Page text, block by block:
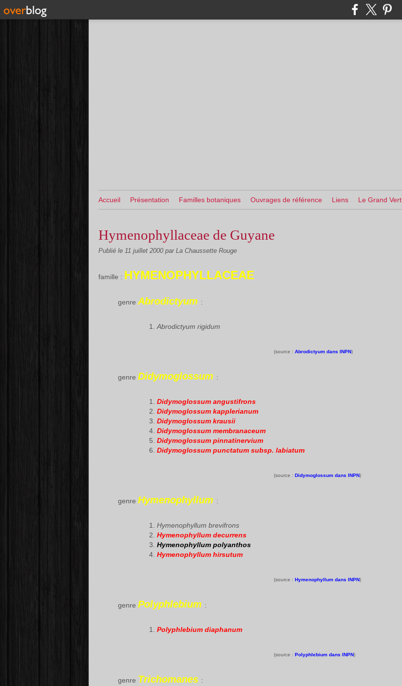
Accueil Présentation Familles botaniques Ouvrages de référence Liens Le Grand Vert
Hymenophyllaceae de Guyane
Publié le 11 juillet 2000 par La Chaussette Rouge
famille : HYMENOPHYLLACEAE
genre Abrodictyum :
Abrodictyum rigidum
(source : Abrodictyum dans INPN)
genre Didymoglossum :
Didymoglossum angustifrons
Didymoglossum kapplerianum
Didymoglossum krausii
Didymoglossum membranaceum
Didymoglossum pinnatinervium
Didymoglossum punctatum subsp. labiatum
(source : Didymoglossum dans INPN)
genre Hymenophyllum :
Hymenophyllum brevifrons
Hymenophyllum decurrens
Hymenophyllum polyanthos
Hymenophyllum hirsutum
(source : Hymenophyllum dans INPN)
genre Polyphlebium :
Polyphlebium diaphanum
(source : Polyphlebium dans INPN)
genre Trichomanes :